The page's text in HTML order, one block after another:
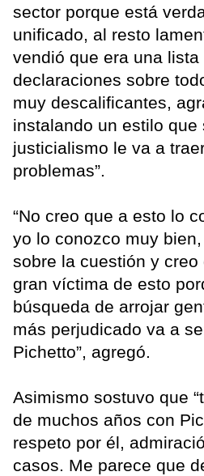
sector porque está
unificado, al resto
vendió que era una
declaraciones sobre
muy descalificantes,
instalando un estilo que
justicialismo le va a
problemas”.
“No creo que a esto lo
yo lo conozco muy
sobre la cuestión y
gran víctima de esto
búsqueda de arrojar
más perjudicado va a
Pichetto”, agregó.
Asimismo sostuvo que
de muchos años con
respeto por él,
casos. Me parece que